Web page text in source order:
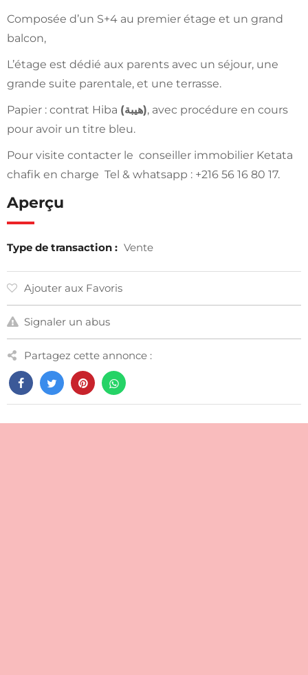
Composée d’un S+4 au premier étage et un grand
balcon,
L’étage est dédié aux parents avec un séjour, une
grande suite parentale, et une terrasse.
Papier : contrat Hiba (هيبة), avec procédure en cours
pour avoir un titre bleu.
Pour visite contacter le conseiller immobilier Ketata
chafik en charge Tel & whatsapp : +216 56 16 80 17.
Aperçu
Type de transaction : Vente
Ajouter aux Favoris
Signaler un abus
Partagez cette annonce :